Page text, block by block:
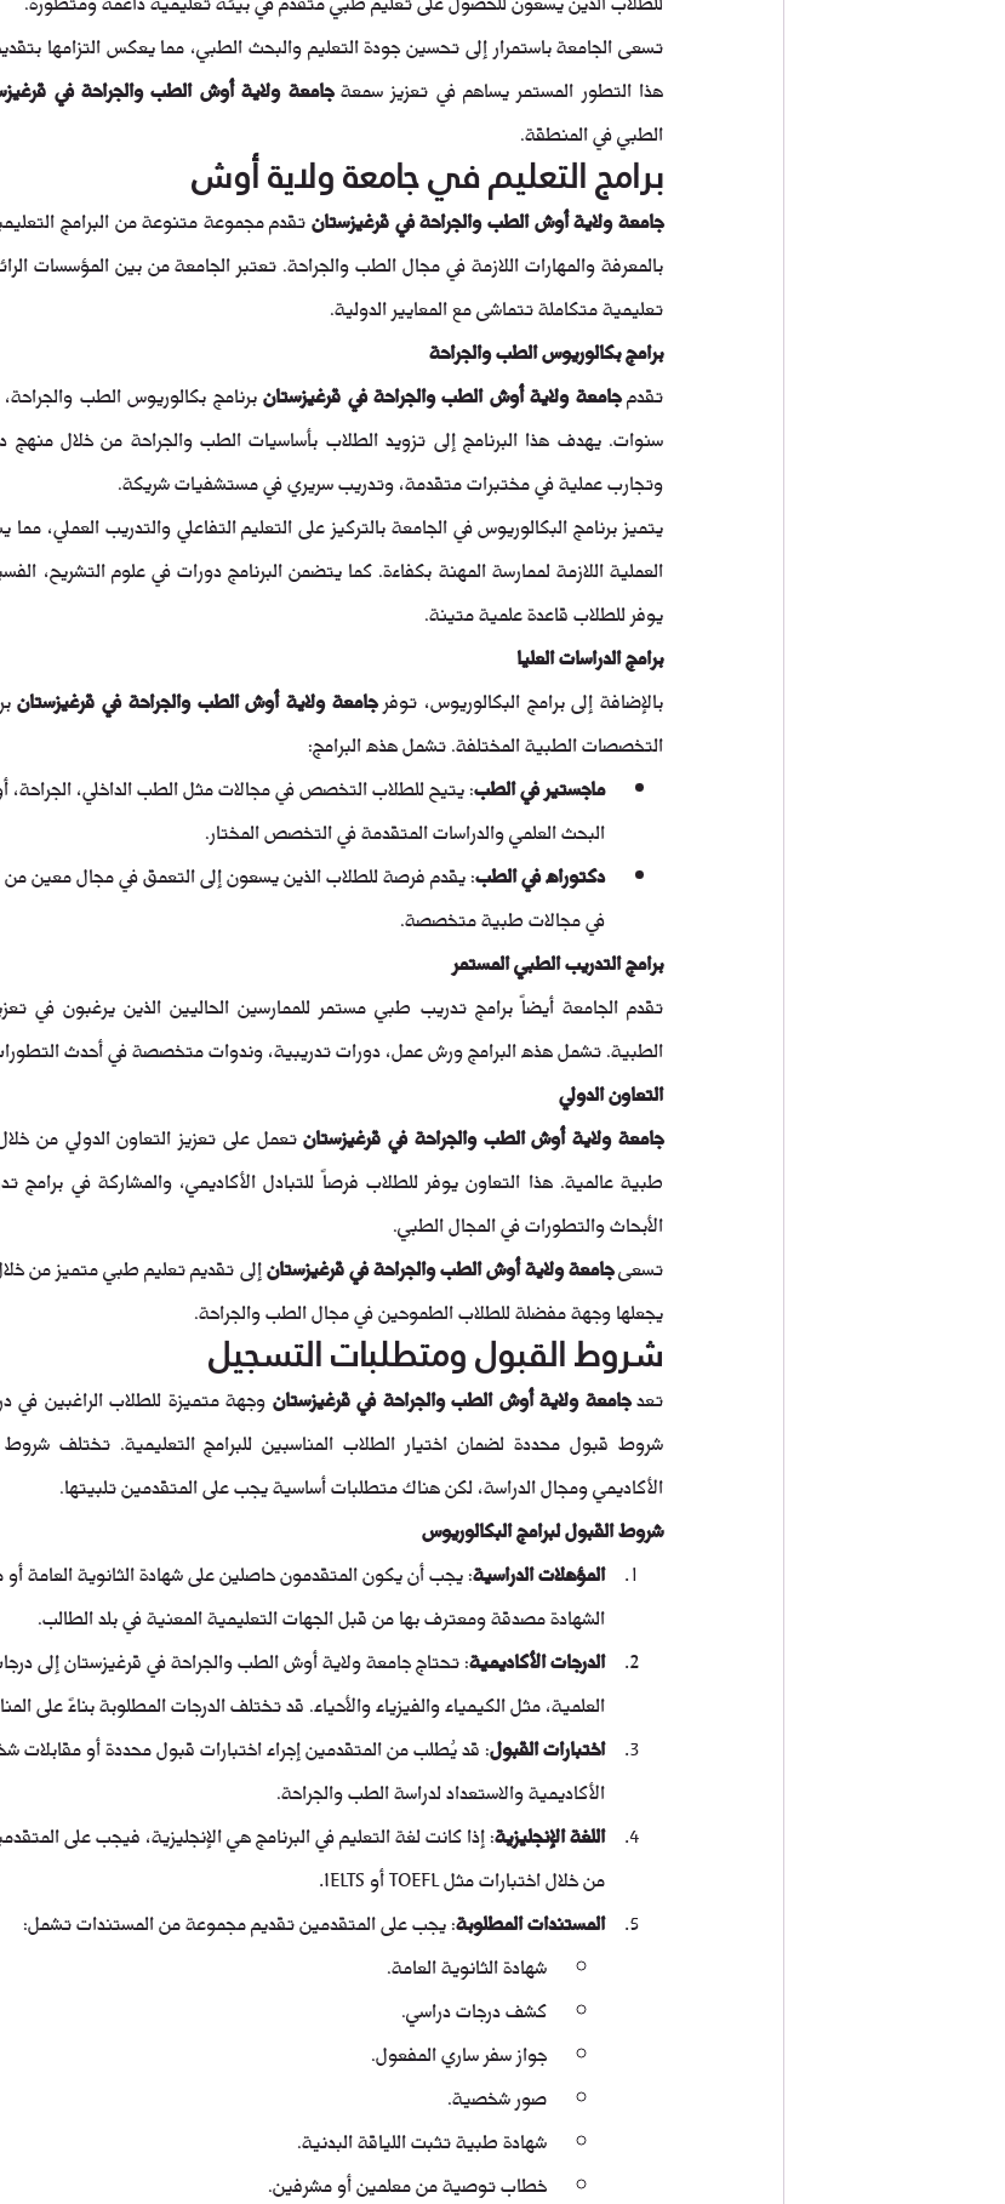
هذا التطور المستمر يساهم في تعزيز سمعة جامعة ولاية أوش الطب والجراحة في
الطبي في المنطقة.
برامج التعليم في جامعة ولاية أوش
جامعة ولاية أوش الطب والجراحة في قرغيزستان
تعليمية متكاملة تتماشى مع المعايير الدولية.
برامج بكالوريوس الطب والجراحة
تقدم جامعة ولاية أوش الطب والجراحة في قرغيزستان
وتجارب عملية في مختبرات متقدمة، وتدريب سريري في مستشفيات شريكة.
يوفر للطلاب قاعدة علمية متينة.
برامج الدراسات العليا
بالإضافة إلى برامج البكالوريوس، توفر جامعة ولاية أوش الطب والجراحة في قرغيزستان
التخصصات الطبية المختلفة. تشمل هذه البرامج:
ماجستير في الطب: يتيح للطلاب التخصص في مجالات مثل الطب الداخلي، الجراحة،
البحث العلمي والدراسات المتقدمة في التخصص المختار.
دكتوراه في الطب: يقدم فرصة للطلاب الذين يسعون إلى التعمق في مجال معين من
في مجالات طبية متخصصة.
برامج التدريب الطبي المستمر
الطبية. تشمل هذه البرامج ورش عمل، دورات تدريبية، وندوات متخصصة في أحدث
التعاون الدولي
جامعة ولاية أوش الطب والجراحة في قرغيزستان
الأبحاث والتطورات في المجال الطبي.
تسعى جامعة ولاية أوش الطب والجراحة في قرغيزستان
يجعلها وجهة مفضلة للطلاب الطموحين في مجال الطب والجراحة.
شروط القبول ومتطلبات التسجيل
تعد جامعة ولاية أوش الطب والجراحة في قرغيزستان
الأكاديمي ومجال الدراسة، لكن هناك متطلبات أساسية يجب على المتقدمين تلبيتها.
شروط القبول لبرامج البكالوريوس
المؤهلات الدراسية: يجب أن يكون المتقدمون حاصلين على شهادة الثانوية العامة
الشهادة مصدقة ومعترف بها من قبل الجهات التعليمية المعنية في بلد الطالب.
الدرجات الأكاديمية: تحتاج جامعة ولاية أوش الطب والجراحة في قرغيزستان إلى
العلمية، مثل الكيمياء والفيزياء والأحياء. قد تختلف الدرجات المطلوبة بناءً على
اختبارات القبول: قد يُطلب من المتقدمين إجراء اختبارات قبول محددة أو مقابلات
الأكاديمية والاستعداد لدراسة الطب والجراحة.
اللغة الإنجليزية: إذا كانت لغة التعليم في البرنامج هي الإنجليزية، فيجب على
من خلال اختبارات مثل TOEFL أو IELTS.
المستندات المطلوبة: يجب على المتقدمين تقديم مجموعة من المستندات تشمل:
شهادة الثانوية العامة.
كشف درجات دراسي.
جواز سفر ساري المفعول.
صور شخصية.
شهادة طبية تثبت اللياقة البدنية.
خطاب توصية من معلمين أو مشرفين.